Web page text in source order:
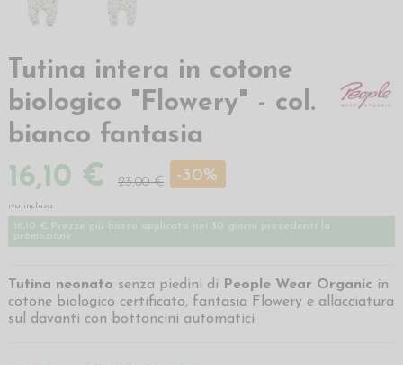
Tutina intera in cotone
biologico "Flowery" - col.
bianco fantasia
16,10 € 23,00 € -30%
iva inclusa
16,10 € Prezzo più basso applicato nei 30 giorni precedenti la
promozione
Tutina neonato senza piedini di People Wear Organic in
cotone biologico certificato, fantasia Flowery e allacciatura
sul davanti con bottoncini automatici